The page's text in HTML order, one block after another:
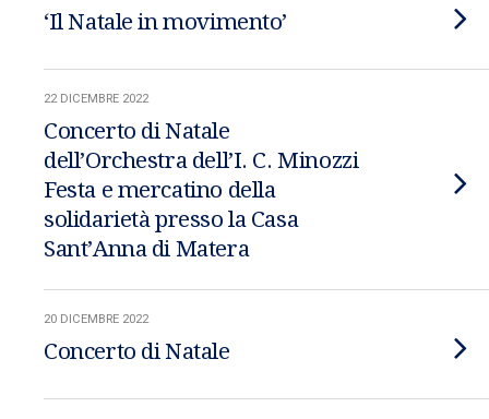
‘Il Natale in movimento’
22 DICEMBRE 2022
Concerto di Natale
dell’Orchestra dell’I. C. Minozzi
Festa e mercatino della
solidarietà presso la Casa
Sant’Anna di Matera
20 DICEMBRE 2022
Concerto di Natale